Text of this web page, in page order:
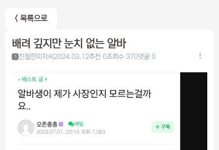
< 목록으로
배려 깊지만 눈치 없는 알바
1 친절한미자씨 2024.03.12추천 0조회수 370댓글 0